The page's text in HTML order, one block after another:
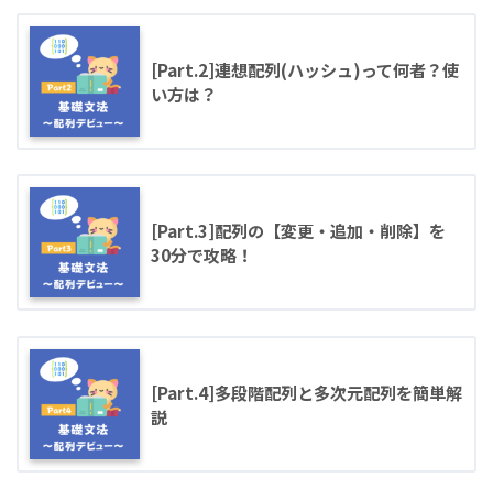
[Part.2]連想配列(ハッシュ)って何者？使
い方は？
[Part.3]配列の【変更・追加・削除】を
30分で攻略！
[Part.4]多段階配列と多次元配列を簡単解
説